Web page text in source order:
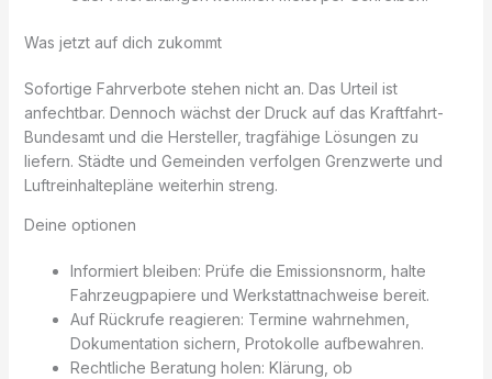
Was jetzt auf dich zukommt
Sofortige Fahrverbote stehen nicht an. Das Urteil ist
anfechtbar. Dennoch wächst der Druck auf das Kraftfahrt-
Bundesamt und die Hersteller, tragfähige Lösungen zu
liefern. Städte und Gemeinden verfolgen Grenzwerte und
Luftreinhaltepläne weiterhin streng.
Deine optionen
Informiert bleiben: Prüfe die Emissionsnorm, halte
Fahrzeugpapiere und Werkstattnachweise bereit.
Auf Rückrufe reagieren: Termine wahrnehmen,
Dokumentation sichern, Protokolle aufbewahren.
Rechtliche Beratung holen: Klärung, ob